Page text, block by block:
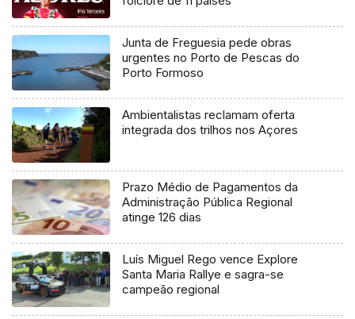
Junta de Freguesia pede obras
urgentes no Porto de Pescas do
Porto Formoso
Ambientalistas reclamam oferta
integrada dos trilhos nos Açores
Prazo Médio de Pagamentos da
Administração Pública Regional
atinge 126 dias
Luís Miguel Rego vence Explore
Santa Maria Rallye e sagra-se
campeão regional